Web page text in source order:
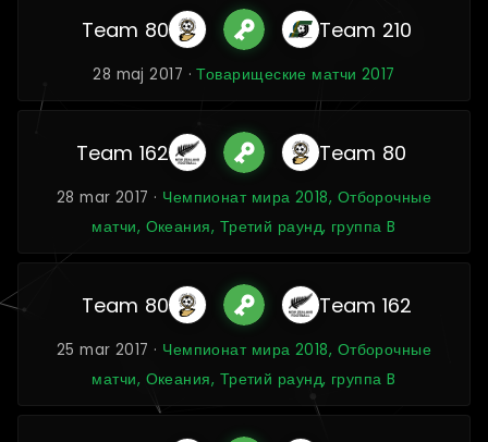
Team 80 Team 210
28 maj 2017 ·Товарищеские матчи 2017
Team 162 Team 80
28 mar 2017 · Чемпионат мира 2018, Отборочные
матчи, Океания, Третий раунд, группа B
Team 80 Team 162
25 mar 2017 · Чемпионат мира 2018, Отборочные
матчи, Океания, Третий раунд, группа B